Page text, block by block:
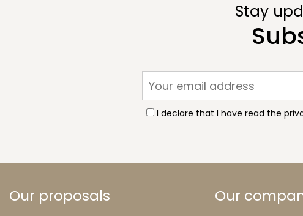
Stay
I declare that I have read the
Our proposals Our